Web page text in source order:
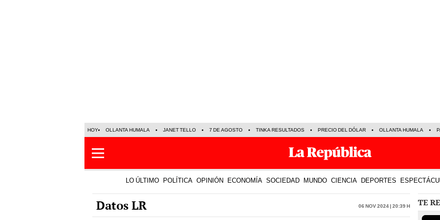
HOY OLLANTA HUMALA JANET TELLO 7 DE AGOSTO TINKA RESULTADOS PRECIO DEL DÓLAR OLLANTA HUMALA
LO ÚLTIMO POLÍTICA OPINIÓN ECONOMÍA SOCIEDAD MUNDO CIENCIA DEPORTES
Datos LR 06 Nov 2024 | 20:39 h TE